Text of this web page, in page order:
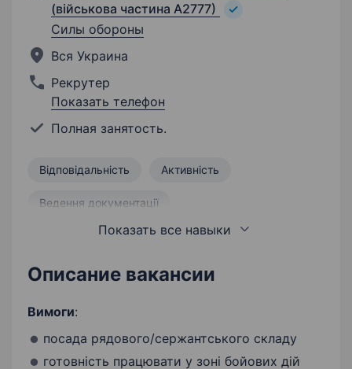
(військова частина А2777)
Силы обороны
Вся Украина
Рекрутер
Показать телефон
Полная занятость.
Відповідальність Активність
Ведення документації
Перша медична допомога
Бажання вчитися і розвиватися
Показать все навыки
Описание вакансии
Вимоги:
посада рядового/сержантського складу
готовність працювати у зоні бойових дій